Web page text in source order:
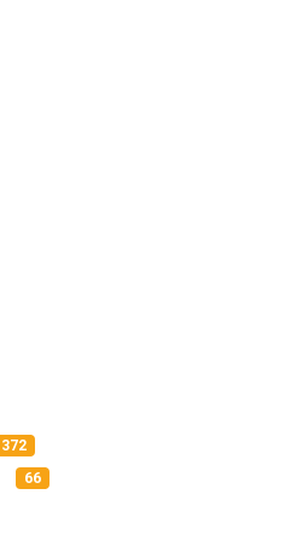
372
66